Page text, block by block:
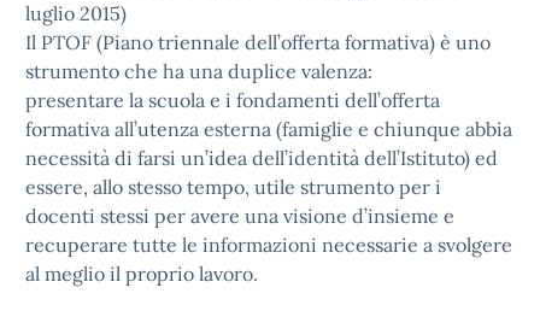
luglio 2015)
Il PTOF (Piano triennale dell’offerta formativa) è uno
strumento che ha una duplice valenza:
presentare la scuola e i fondamenti dell’offerta
formativa all’utenza esterna (famiglie e chiunque abbia
necessità di farsi un’idea dell’identità dell’Istituto) ed
essere, allo stesso tempo, utile strumento per i
docenti stessi per avere una visione d’insieme e
recuperare tutte le informazioni necessarie a svolgere
al meglio il proprio lavoro.